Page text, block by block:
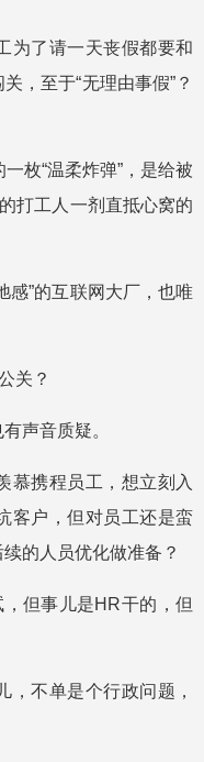
为了请一天丧假都要和
，至于“无理由事假”？
枚“温柔炸弹”，是给被
打工人一剂直抵心窝的
感”的互联网大厂，也唯
关？
声音质疑。
慕携程员工，想立刻入
客户，但对员工还是蛮
的人员优化做准备？
，但事儿是HR干的，但
，不单是个行政问题，